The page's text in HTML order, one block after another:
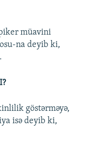
müavini
na deyib ki,
göstərməyə,
isə deyib ki,